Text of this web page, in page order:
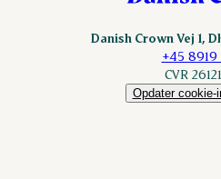
Danish Crown Vej 1,
+45 8919
CVR
Opdater cookie-